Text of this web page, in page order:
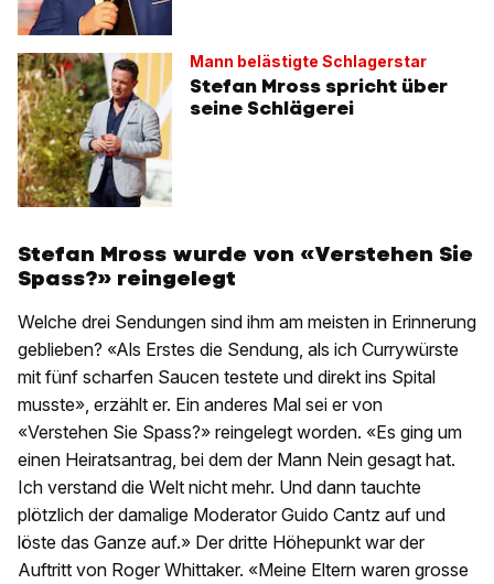
Mann belästigte Schlagerstar
Stefan Mross spricht über
seine Schlägerei
Stefan Mross wurde von «Verstehen Sie
Spass?» reingelegt
Welche drei Sendungen sind ihm am meisten in Erinnerung
geblieben? «Als Erstes die Sendung, als ich Currywürste
mit fünf scharfen Saucen testete und direkt ins Spital
musste», erzählt er. Ein anderes Mal sei er von
«Verstehen Sie Spass?» reingelegt worden. «Es ging um
einen Heiratsantrag, bei dem der Mann Nein gesagt hat.
Ich verstand die Welt nicht mehr. Und dann tauchte
plötzlich der damalige Moderator Guido Cantz auf und
löste das Ganze auf.» Der dritte Höhepunkt war der
Auftritt von Roger Whittaker. «Meine Eltern waren grosse